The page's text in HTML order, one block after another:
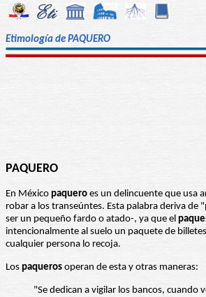
Etimología de PAQUERO
PAQUERO
En México paquero es un delincuente que usa
robar a los transeúntes. Esta palabra deriva de
ser un pequeño fardo o atado-, ya que el
intencionalmente al suelo un paquete de
cualquier persona lo recoja.
Los paqueros operan de esta y otras maneras:
"Se dedican a vigilar los bancos, cuando